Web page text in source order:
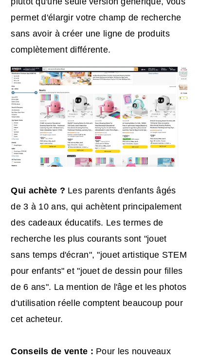
permet d'élargir votre champ de recherche
sans avoir à créer une ligne de produits
complètement différente.
Qui achète ? Les parents d'enfants âgés
de 3 à 10 ans, qui achètent principalement
des cadeaux éducatifs. Les termes de
recherche les plus courants sont "jouet
sans temps d'écran", "jouet artistique STEM
pour enfants" et "jouet de dessin pour filles
de 6 ans". La mention de l'âge et les photos
d'utilisation réelle comptent beaucoup pour
cet acheteur.
Conseils de vente : Pour les nouveaux